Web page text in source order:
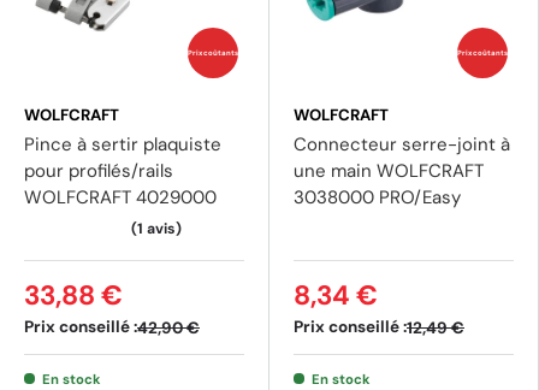
Prix coûtants
WOLFCRAFT
Pince à sertir plaquiste
pour profilés/rails
WOLFCRAFT 4029000
Prix conseillé :42,90 €
33,88 €
En stock
Prix coûtants
WOLFCRAFT
Connecteur serre-joint à
une main WOLFCRAFT
3038000 PRO/Easy
Prix conseillé :12,49 €
8,34 €
En stock